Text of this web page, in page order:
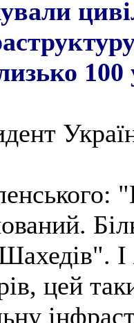
цей